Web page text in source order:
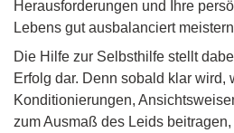
Herausforderungen und Ihre
Lebens gut ausbalanciert
Die Hilfe zur Selbsthilfe stellt
Erfolg dar. Denn sobald klar wird,
Konditionierungen,
zum Ausmaß des Leids